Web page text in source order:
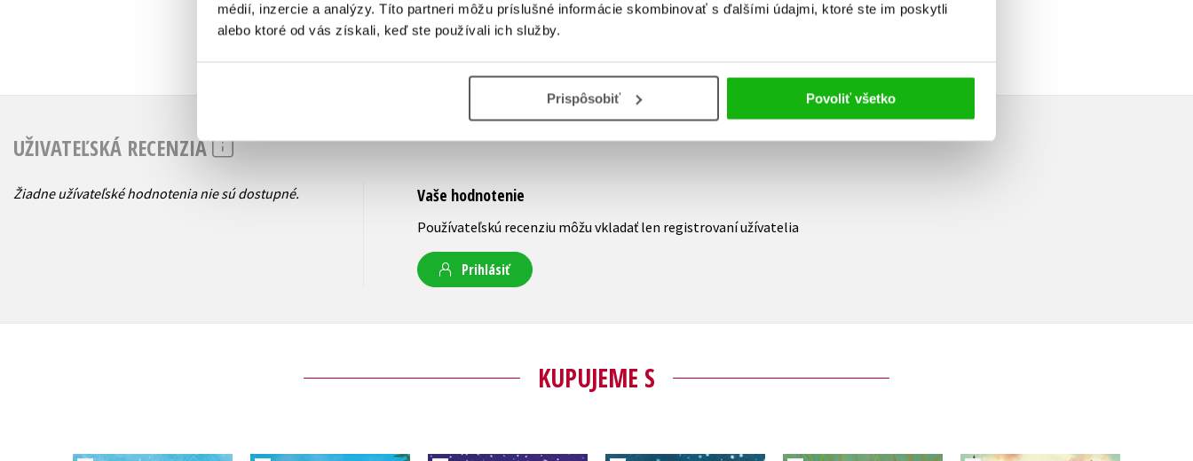
médií, inzercie a analýzy. Títo partneri môžu príslušné informácie skombinovať s ďalšími údajmi, ktoré ste im poskytli
alebo ktoré od vás získali, keď ste používali ich služby.
Prispôsobiť Povoliť všetko
UŽIVATEĽSKÁ RECENZIA
Žiadne užívateľské hodnotenia nie sú dostupné. Vaše hodnotenie
Používateľskú recenziu môžu vkladať len registrovaní užívatelia
Prihlásiť
KUPUJEME S